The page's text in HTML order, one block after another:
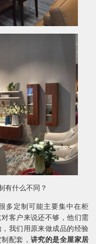
有什么不同？
多定制可能主要集中在柜
客户来说还不够，他们需
我们用原来做成品的经验
配套， 讲究的是全屋家居